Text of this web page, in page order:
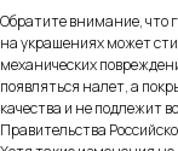
Обратите внимание, что
на украшениях может
механических
появляться налет, а
качества и не подлежит
Правительства